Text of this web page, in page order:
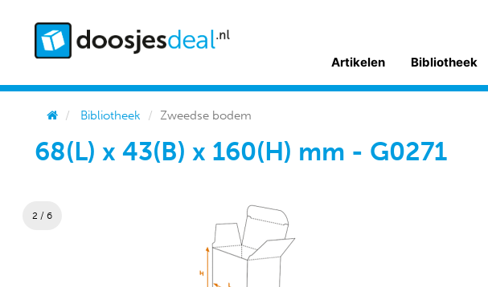
Artikelen Bibliotheek
Bibliotheek Zweedse bodem
68(L) x 43(B) x 160(H) mm - G0271
2 / 6